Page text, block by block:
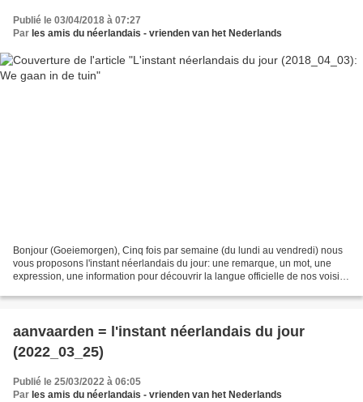
Publié le 03/04/2018 à 07:27
Par les amis du néerlandais - vrienden van het Nederlands
Bonjour (Goeiemorgen), Cinq fois par semaine (du lundi au vendredi) nous
vous proposons l'instant néerlandais du jour: une remarque, un mot, une
expression, une information pour découvrir la langue officielle de nos voisins
aanvaarden = l'instant néerlandais du jour
(2022_03_25)
Publié le 25/03/2022 à 06:05
Par les amis du néerlandais - vrienden van het Nederlands